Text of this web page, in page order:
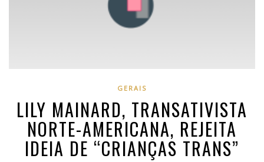
GERAIS
LILY MAINARD, TRANSATIVISTA
NORTE-AMERICANA, REJEITA
IDEIA DE “CRIANÇAS TRANS”